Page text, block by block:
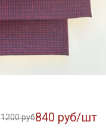
1200 руб840 руб/шт